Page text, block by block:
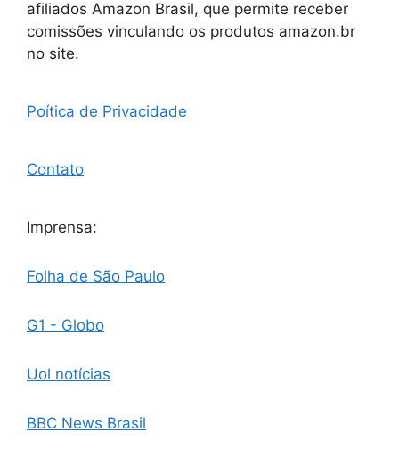
afiliados Amazon Brasil, que permite receber
comissões vinculando os produtos amazon.br
no site.
Poítica de Privacidade
Contato
Imprensa:
Folha de São Paulo
G1 - Globo
Uol notícias
BBC News Brasil